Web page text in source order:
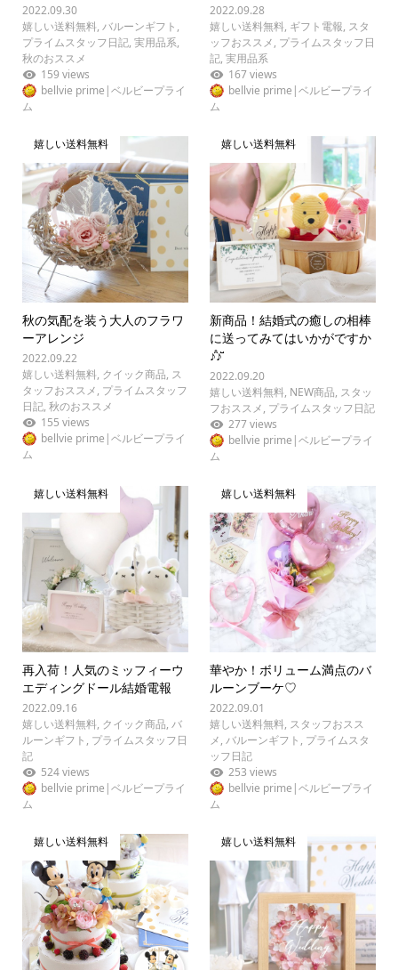
2022.09.30
嬉しい送料無料, バルーンギフト ,
プライムスタッフ日記, 実用品系,
秋のおススメ
159 views
bellvie prime|ベルビープライ
ム
2022.09.28
嬉しい送料無料, ギフト電報, スタ
ッフおススメ, プライムスタッフ日
記,実用品系
167 views
bellvie prime|ベルビープライ
ム
嬉しい送料無料
秋の気配を装う大人のフラワ
ーアレンジ
2022.09.22
嬉しい送料無料, クイック商品, ス
タッフおススメ, プライムスタッフ
日記, 秋のおススメ
155 views
bellvie prime|ベルビープライ
ム
嬉しい送料無料
新商品！結婚式の癒しの相棒
に送ってみてはいかがですか
♪̊̈♪̆̈
2022.09.20
嬉しい送料無料, NEW商品, スタッ
フおススメ, プライムスタッフ日記
277 views
bellvie prime|ベルビープライ
ム
嬉しい送料無料
再入荷！人気のミッフィーウ
エディングドール結婚電報
2022.09.16
嬉しい送料無料, クイック商品, バ
ルーンギフト , プライムスタッフ日
記
524 views
bellvie prime|ベルビープライ
ム
嬉しい送料無料
華やか！ボリューム満点のバ
ルーンブーケ♡
2022.09.01
嬉しい送料無料, スタッフおスス
メ,バルーンギフト , プライムスタ
ッフ日記
253 views
bellvie prime|ベルビープライ
ム
嬉しい送料無料 嬉しい送料無料